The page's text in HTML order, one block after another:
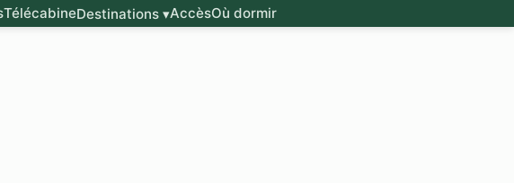
TélécabineDestinations ▾AccèsOù dormir